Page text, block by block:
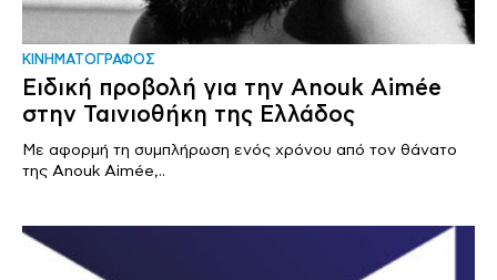
ΚΙΝΗΜΑΤΟΓΡΑΦΟΣ
Ειδική προβολή για την Anouk Aimée
στην Ταινιοθήκη της Ελλάδος
Με αφορμή τη συμπλήρωση ενός χρόνου από τον θάνατο
της Anouk Aimée,..